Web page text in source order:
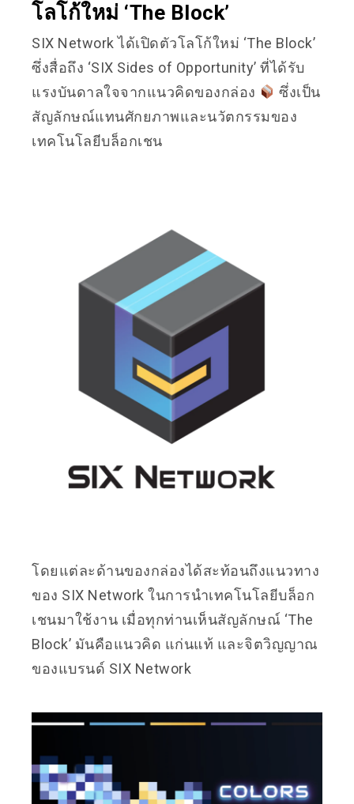
โลโก้ใหม่ ‘The Block’
SIX Network ได้เปิดตัวโลโก้ใหม่ ‘The Block’
ซึ่งสื่อถึง ‘SIX Sides of Opportunity’ ที่ได้รับ
แรงบันดาลใจจากแนวคิดของกล่อง
ซึ่งเป็น
สัญลักษณ์แทนศักยภาพและนวัตกรรมของ
เทคโนโลยีบล็อกเชน
โดยแต่ละด้านของกล่องได้สะท้อนถึงแนวทาง
ของ SIX Network ในการนำเทคโนโลยีบล็อก
เชนมาใช้งาน เมื่อทุกท่านเห็นสัญลักษณ์ ‘The
Block’ มันคือแนวคิด แก่นแท้ และจิตวิญญาณ
ของแบรนด์ SIX Network